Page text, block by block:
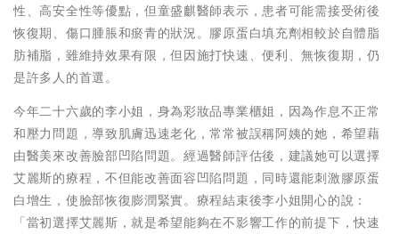
性、高安全性等優點，但童盛麒醫師表示，患者可能需接受術後
恢復期、傷口腫脹和瘀青的狀況。膠原蛋白填充劑相較於自體脂
肪補脂，雖維持效果有限，但因施打快速、便利、無恢復期，仍
是許多人的首選。
今年二十六歲的李小姐，身為彩妝品專業櫃姐，因為作息不正常
和壓力問題，導致肌膚迅速老化，常常被誤稱阿姨的她，希望藉
由醫美來改善臉部凹陷問題。經過醫師評估後，建議她可以選擇
艾麗斯的療程，不但能改善面容凹陷問題，同時還能刺激膠原蛋
白增生，使臉部恢復膨潤緊實。療程結束後李小姐開心的說：
「當初選擇艾麗斯，就是希望能夠在不影響工作的前提下，快速